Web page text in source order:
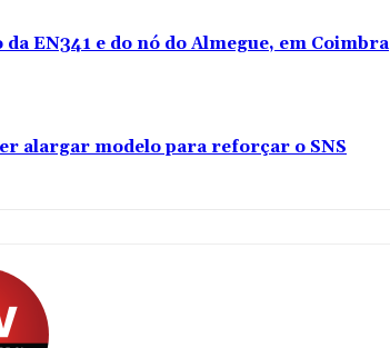
EN341 e do nó do Almegue, em Coimbra
alargar modelo para reforçar o SNS